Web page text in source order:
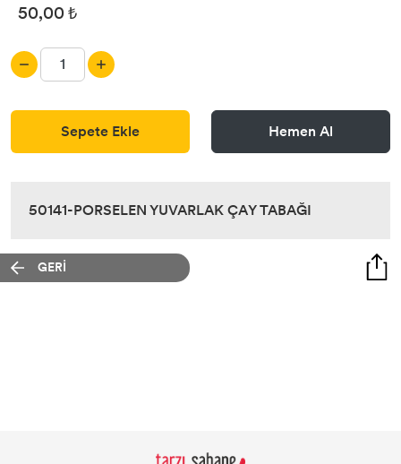
50,00 ₺
Sepete Ekle Hemen Al
50141-PORSELEN YUVARLAK ÇAY TABAĞI
GERİ